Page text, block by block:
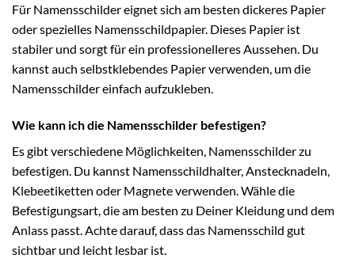
Für Namensschilder eignet sich am besten dickeres Papier
oder spezielles Namensschildpapier. Dieses Papier ist
stabiler und sorgt für ein professionelleres Aussehen. Du
kannst auch selbstklebendes Papier verwenden, um die
Namensschilder einfach aufzukleben.
Wie kann ich die Namensschilder befestigen?
Es gibt verschiedene Möglichkeiten, Namensschilder zu
befestigen. Du kannst Namensschildhalter, Anstecknadeln,
Klebeetiketten oder Magnete verwenden. Wähle die
Befestigungsart, die am besten zu Deiner Kleidung und dem
Anlass passt. Achte darauf, dass das Namensschild gut
sichtbar und leicht lesbar ist.